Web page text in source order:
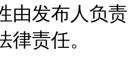
由发布人负
律责任。